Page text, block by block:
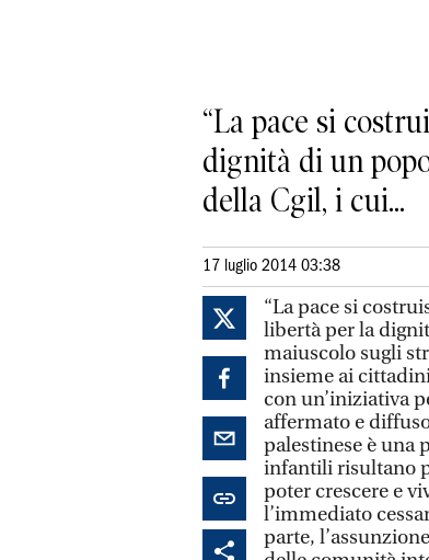
“La pace si
dignità di un
della Cgil, i cui...
17 luglio 2014 03:38
“La pace si
libertà per la
maiuscolo sugli
insieme ai
con un’iniziativa
affermato e
palestinese è una
infantili risultano
poter crescere e
l’immediato
parte,